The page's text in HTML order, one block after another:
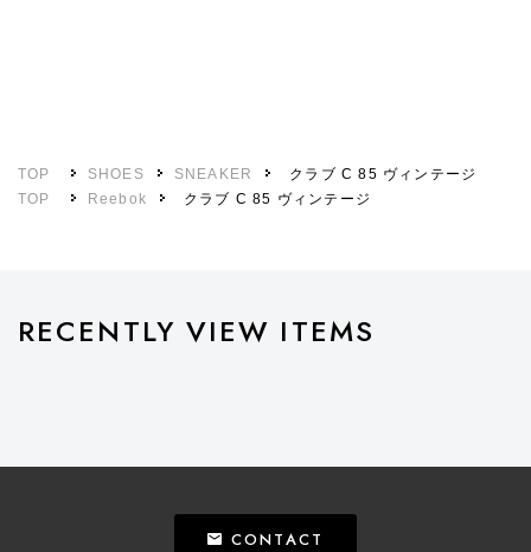
TOP SHOES SNEAKER
クラブ C 85 ヴィンテージ
TOP
Reebok クラブ C 85 ヴィンテージ
RECENTLY VIEW ITEMS
CONTACT